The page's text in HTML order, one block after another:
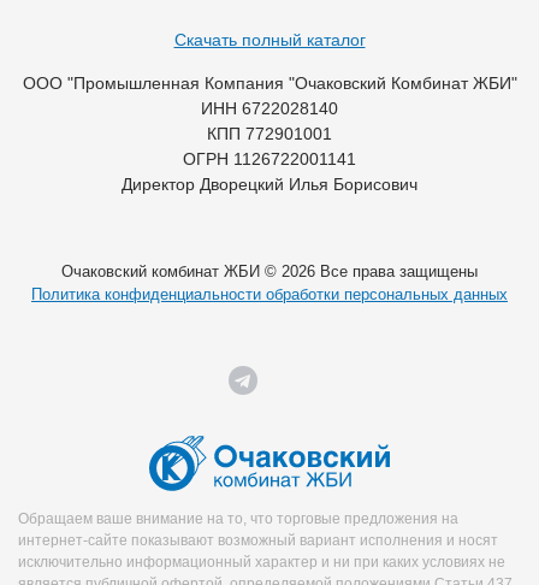
Скачать полный каталог
ООО "Промышленная Компания "Очаковский Комбинат ЖБИ"
ИНН 6722028140
КПП 772901001
ОГРН 1126722001141
Директор Дворецкий Илья Борисович
Очаковский комбинат ЖБИ © 2026 Все права защищены
Политика конфиденциальности обработки персональных данных
Обращаем ваше внимание на то, что торговые предложения на
интернет-сайте показывают возможный вариант исполнения и носят
исключительно информационный характер и ни при каких условиях не